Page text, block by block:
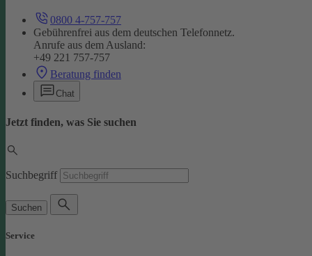
0800 4-757-757
Gebührenfrei aus dem deutschen Telefonnetz.
Anrufe aus dem Ausland:
+49 221 757-757
Beratung finden
Chat
Jetzt finden, was Sie suchen
Suchbegriff
Suchen
Service